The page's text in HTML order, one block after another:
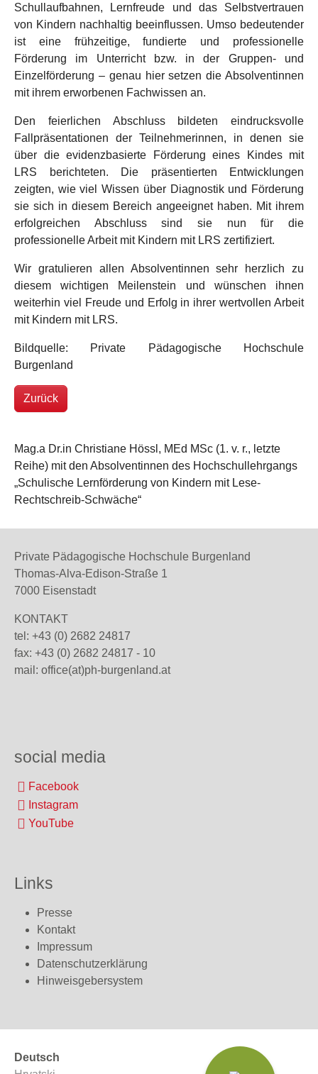
Schullaufbahnen, Lernfreude und das Selbstvertrauen
von Kindern nachhaltig beeinflussen. Umso bedeutender
ist eine frühzeitige, fundierte und professionelle
Förderung im Unterricht bzw. in der Gruppen- und
Einzelförderung – genau hier setzen die Absolventinnen
mit ihrem erworbenen Fachwissen an.
Den feierlichen Abschluss bildeten eindrucksvolle
Fallpräsentationen der Teilnehmerinnen, in denen sie
über die evidenzbasierte Förderung eines Kindes mit
LRS berichteten. Die präsentierten Entwicklungen
zeigten, wie viel Wissen über Diagnostik und Förderung
sie sich in diesem Bereich angeeignet haben. Mit ihrem
erfolgreichen Abschluss sind sie nun für die
professionelle Arbeit mit Kindern mit LRS zertifiziert.
Wir gratulieren allen Absolventinnen sehr herzlich zu
diesem wichtigen Meilenstein und wünschen ihnen
weiterhin viel Freude und Erfolg in ihrer wertvollen Arbeit
mit Kindern mit LRS.
Bildquelle: Private Pädagogische Hochschule
Burgenland
Zurück
Mag.a Dr.in Christiane Hössl, MEd MSc (1. v. r., letzte
Reihe) mit den Absolventinnen des Hochschullehrgangs
„Schulische Lernförderung von Kindern mit Lese-
Rechtschreib-Schwäche“
Private Pädagogische Hochschule Burgenland
Thomas-Alva-Edison-Straße 1
7000 Eisenstadt
KONTAKT
tel: +43 (0) 2682 24817
fax: +43 (0) 2682 24817 - 10
mail: office(at)ph-burgenland.at
social media
Facebook
Instagram
YouTube
Links
Presse
Kontakt
Impressum
Datenschutzerklärung
Hinweisgebersystem
Deutsch